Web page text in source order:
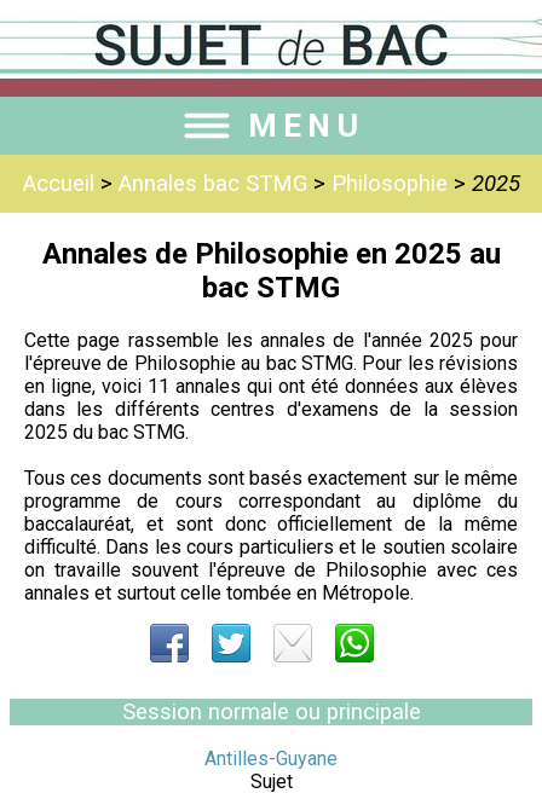
MENU
Accueil > Annales bac STMG > Philosophie > 2025
Annales de Philosophie en 2025 au
bac STMG
Cette page rassemble les annales de l'année 2025 pour
l'épreuve de Philosophie au bac STMG. Pour les révisions
en ligne, voici 11 annales qui ont été données aux élèves
dans les différents centres d'examens de la session
2025 du bac STMG.
Tous ces documents sont basés exactement sur le même
programme de cours correspondant au diplôme du
baccalauréat, et sont donc officiellement de la même
difficulté. Dans les cours particuliers et le soutien scolaire
on travaille souvent l'épreuve de Philosophie avec ces
annales et surtout celle tombée en Métropole.
Session normale ou principale
Antilles-Guyane
Sujet